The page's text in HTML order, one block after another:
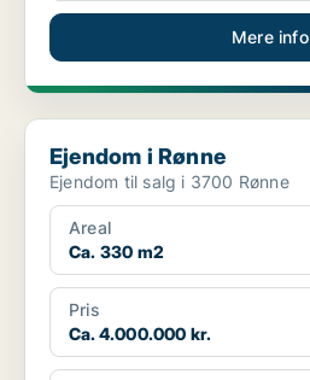
Mere info
Ejendom i Rønne
Ejendom i Rønne
Ejendom til salg i 3700 Rønne
Areal
Ca. 330 m2
Pris
Ca. 4.000.000 kr.